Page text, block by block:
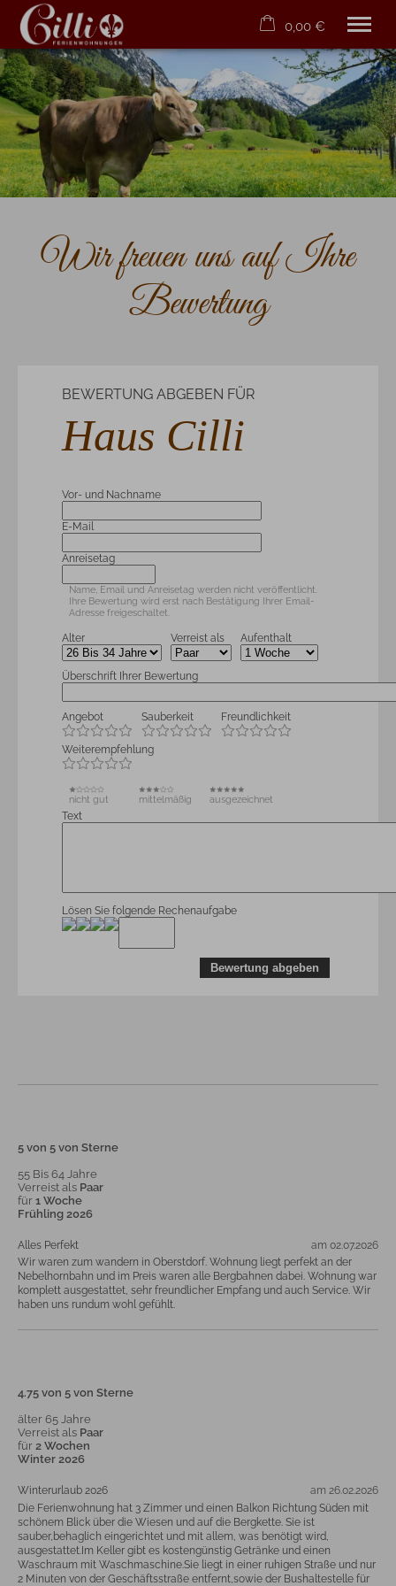
20. bis 27. August
2 Erwachsene
Willkommen
Ferienwohnungen
Kontakt
Anfahrt
0,00 €
×
Warenkorb ist leer
Wir freuen uns auf Ihre
Bewertung
BEWERTUNG ABGEBEN FÜR
Haus Cilli
Vor- und Nachname
E-Mail
Anreisetag
Name, Email und Anreisetag werden nicht veröffentlicht.
Ihre Bewertung wird erst nach Bestätigung Ihrer Email-
Adresse freigeschaltet.
Alter Verreist als Aufenthalt
Überschrift Ihrer Bewertung
Angebot Sauberkeit Freundlichkeit
Weiterempfehlung
nicht gut mittelmäßig ausgezeichnet
Text
Lösen Sie folgende Rechenaufgabe
5 von 5 von Sterne
55 Bis 64 Jahre
Verreist als Paar
für 1 Woche
Frühling 2026
am 02.07.2026
Alles Perfekt
Wir waren zum wandern in Oberstdorf. Wohnung liegt perfekt an der
Nebelhornbahn und im Preis waren alle Bergbahnen dabei. Wohnung war
komplett ausgestattet, sehr freundlicher Empfang und auch Service. Wir
haben uns rundum wohl gefühlt.
4.75 von 5 von Sterne
älter 65 Jahre
Verreist als Paar
für 2 Wochen
Winter 2026
am 26.02.2026
Winterurlaub 2026
Die Ferienwohnung hat 3 Zimmer und einen Balkon Richtung Süden mit
schönem Blick über die Wiesen und auf die Bergkette. Sie ist
sauber,behaglich eingerichtet und mit allem, was benötigt wird,
ausgestattet.Im Keller gibt es kostengünstig Getränke und einen
Waschraum mit Waschmaschine.Sie liegt in einer ruhigen Straße und nur
2 Minuten von der Geschäftsstraße entfernt,sowie der Bushaltestelle für